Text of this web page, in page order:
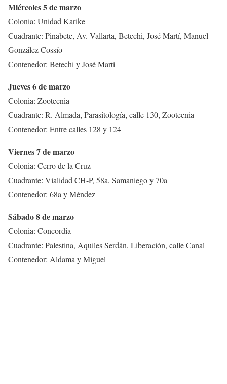
Miércoles 5 de marzo
Colonia: Unidad Karike
Cuadrante: Pinabete, Av. Vallarta, Betechi, José Martí, Manuel
González Cossío
Contenedor: Betechi y José Martí
Jueves 6 de marzo
Colonia: Zootecnia
Cuadrante: R. Almada, Parasitología, calle 130, Zootecnia
Contenedor: Entre calles 128 y 124
Viernes 7 de marzo
Colonia: Cerro de la Cruz
Cuadrante: Vialidad CH-P, 58a, Samaniego y 70a
Contenedor: 68a y Méndez
Sábado 8 de marzo
Colonia: Concordia
Cuadrante: Palestina, Aquiles Serdán, Liberación, calle Canal
Contenedor: Aldama y Miguel